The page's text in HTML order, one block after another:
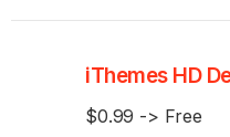
iThemes HD
$0.99 -> Free